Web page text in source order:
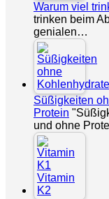
Warum viel
trinken beim
genialen…
Süßigkeiten
Protein
und ohne